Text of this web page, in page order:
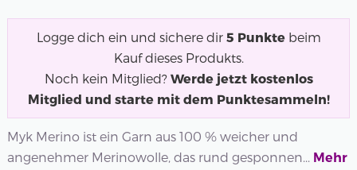
Logge dich ein und sichere dir 5 Punktebeim
Kauf dieses Produkts.
Noch kein Mitglied? Werde jetzt kostenlos
Mitglied und starte mit dem Punktesammeln!
Myk Merino ist ein Garn aus 100 % weicher und
angenehmer Merinowolle, das rund gesponnen... Mehr